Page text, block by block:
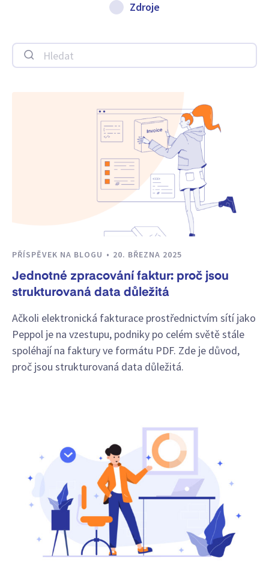
Zdroje
Hledat
PŘÍSPĚVEK NA BLOGU 20. BŘEZNA 2025
Jednotné zpracování faktur: proč jsou
strukturovaná data důležitá
Ačkoli elektronická fakturace prostřednictvím sítí jako
Peppol je na vzestupu, podniky po celém světě stále
spoléhají na faktury ve formátu PDF. Zde je důvod,
proč jsou strukturovaná data důležitá.